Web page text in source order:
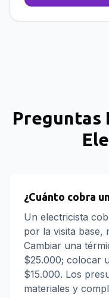
Preguntas
¿Cuánto cobra
Un electricista
por la visita base,
Cambiar una
$25.000; colocar
$15.000. Los
materiales y